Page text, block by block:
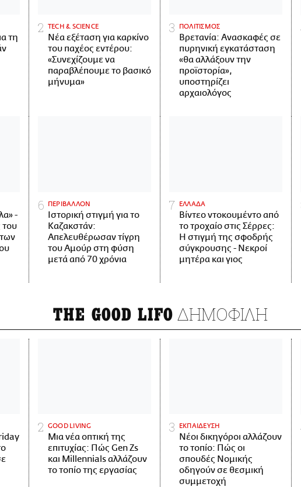
τη
ΤECH & SCIENCE
Νέα εξέταση για καρκίνο
του παχέος εντέρου:
«Συνεχίζουμε να
παραβλέπουμε το βασικό
μήνυμα»
ΠΟΛΙΤΙΣΜΟΣ
Βρετανία: Ανασκαφές σε
πυρηνική εγκατάσταση
«θα αλλάξουν την
προϊστορία»,
υποστηρίζει
αρχαιολόγος
-
του
ΠΕΡΙΒΑΛΛΟΝ
Ιστορική στιγμή για το
Καζακστάν:
Απελευθέρωσαν τίγρη
του Αμούρ στη φύση
μετά από 70 χρόνια
ΕΛΛΑΔΑ
Βίντεο ντοκουμέντο από
το τροχαίο στις Σέρρες:
Η στιγμή της σφοδρής
σύγκρουσης - Νεκροί
μητέρα και γιος
THE GOOD LIFO ΔΗΜΟΦΙΛΗ
GOOD LIVING
Μια νέα οπτική της
επιτυχίας: Πώς Gen Zs
και Millennials αλλάζουν
το τοπίο της εργασίας
ΕΚΠΑΙΔΕΥΣΗ
Νέοι δικηγόροι αλλάζουν
το τοπίο: Πώς οι
σπουδές Νομικής
οδηγούν σε θεσμική
συμμετοχή